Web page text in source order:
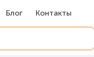
Блог Контакты